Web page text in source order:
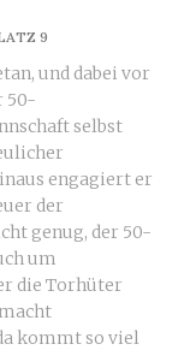
9
und dabei vor
50-
selbst
engagiert er
der
genug, der 50-
um
die Torhüter
kommt so viel